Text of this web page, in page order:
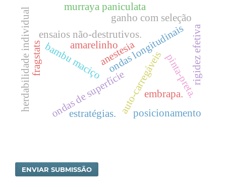
bambu maciço auto-carregáveis
ondas longitudinais
ondas de superfície
ensaios não-destrutivos.
fragstats anestesia pinta-preta.
ganho com seleção
herdabilidade individual
murraya paniculata
amarelinho
embrapa.
rigidez efetiva
posicionamento
estratégias.
ENVIAR SUBMISSÃO